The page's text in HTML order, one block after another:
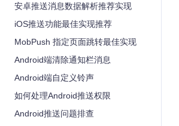
安卓推送消息数据解析推荐实现
iOS推送功能最佳实现推荐
MobPush 指定页面跳转最佳实现
Android端清除通知栏消息
Android端自定义铃声
如何处理Android推送权限
Android推送问题排查